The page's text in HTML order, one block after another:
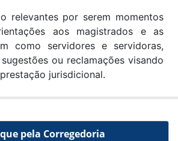
pela Corregedoria
relevantes por serem momentos
aos magistrados e as
como servidores e servidoras,
ou reclamações visando
jurisdicional.